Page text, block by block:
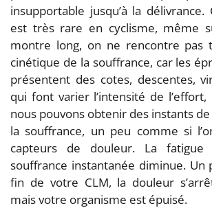
insupportable jusqu’à la délivrance.
est très rare en cyclisme, même
montre long, on ne rencontre pas
cinétique de la souffrance, car les
présentent des cotes, descentes,
qui font varier l’intensité de
nous pouvons obtenir des instants
la souffrance, un peu comme si
capteurs de douleur. La
souffrance instantanée diminue. Un
fin de votre CLM, la douleur
mais votre organisme est épuisé.